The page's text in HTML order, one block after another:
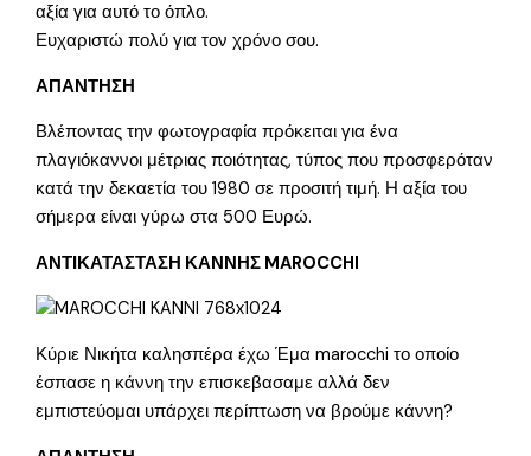
αξία για αυτό το όπλο.
Ευχαριστώ πολύ για τον χρόνο σου.
ΑΠΑΝΤΗΣΗ
Βλέποντας την φωτογραφία πρόκειται για ένα
πλαγιόκαννοι μέτριας ποιότητας, τύπος που προσφερόταν
κατά την δεκαετία του 1980 σε προσιτή τιμή. Η αξία του
σήμερα είναι γύρω στα 500 Ευρώ.
ΑΝΤΙΚΑΤΑΣΤΑΣΗ ΚΑΝΝΗΣ MAROCCHI
Κύριε Νικήτα καλησπέρα έχω Έμα marocchi το οποίο
έσπασε η κάννη την επισκεβασαμε αλλά δεν
εμπιστεύομαι υπάρχει περίπτωση να βρούμε κάννη?